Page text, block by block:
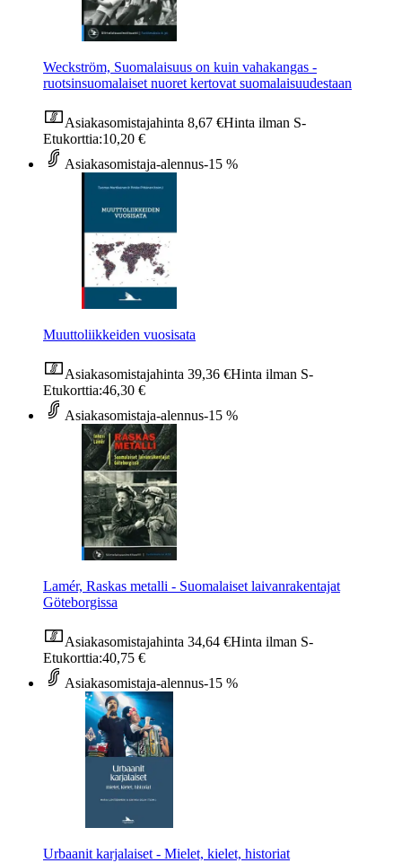
Weckström, Suomalaisuus on kuin vahakangas -
ruotsinsuomalaiset nuoret kertovat suomalaisuudestaan
Asiakasomistajahinta 8,67 €Hinta ilman S-
Etukorttia:10,20 €
Asiakasomistaja-alennus-15 %
Muuttoliikkeiden vuosisata
Asiakasomistajahinta 39,36 €Hinta ilman S-
Etukorttia:46,30 €
Asiakasomistaja-alennus-15 %
Lamér, Raskas metalli - Suomalaiset laivanrakentajat
Göteborgissa
Asiakasomistajahinta 34,64 €Hinta ilman S-
Etukorttia:40,75 €
Asiakasomistaja-alennus-15 %
Urbaanit karjalaiset - Mielet, kielet, historiat